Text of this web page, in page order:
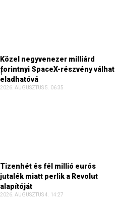
Közel negyvenezer milliárd
forintnyi SpaceX-részvény válhat
eladhatóvá
2026. AUGUSZTUS 5. 06:35
Tizenhét és fél millió eurós
jutalék miatt perlik a Revolut
alapítóját
2026. AUGUSZTUS 4. 14:27